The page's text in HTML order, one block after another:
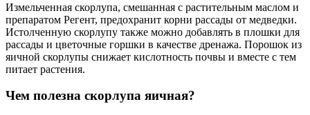
Измельченная скорлупа, смешанная с растительным маслом и
препаратом Регент, предохранит корни рассады от медведки.
Истолченную скорлупу также можно добавлять в плошки для
рассады и цветочные горшки в качестве дренажа. Порошок из
яичной скорлупы снижает кислотность почвы и вместе с тем
питает растения.
Чем полезна скорлупа яичная?